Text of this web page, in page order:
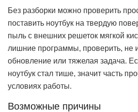
Без разборки можно проверить
поставить ноутбук на твердую
пыль с внешних решеток мягкой
лишние программы, проверить, не
обновление или тяжелая задача.
ноутбук стал тише, значит часть
условиях работы.
Возможные причины